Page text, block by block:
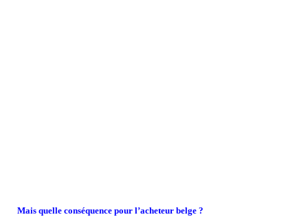
Mais quelle conséquence pour l’acheteur belge ?